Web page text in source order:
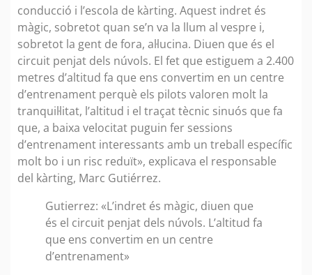
conducció i l’escola de kàrting. Aquest indret és
màgic, sobretot quan se’n va la llum al vespre i,
sobretot la gent de fora, al·lucina. Diuen que és el
circuit penjat dels núvols. El fet que estiguem a 2.400
metres d’altitud fa que ens convertim en un centre
d’entrenament perquè els pilots valoren molt la
tranquil·litat, l’altitud i el traçat tècnic sinuós que fa
que, a baixa velocitat puguin fer sessions
d’entrenament interessants amb un treball específic
molt bo i un risc reduït», explicava el responsable
del kàrting, Marc Gutiérrez.
Gutierrez: «L’indret és màgic, diuen que
és el circuit penjat dels núvols. L’altitud fa
que ens convertim en un centre
d’entrenament»